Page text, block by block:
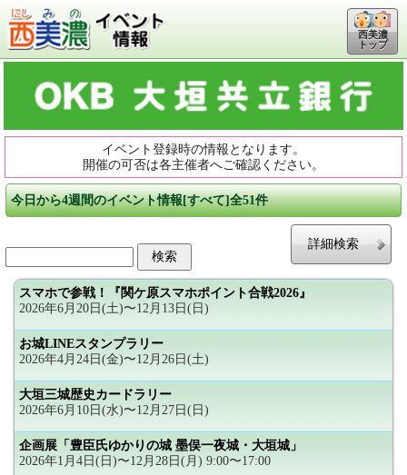
西美濃
トップ
イベント登録時の情報となります。
開催の可否は各主催者へご確認ください。
今日から4週間のイベント情報[すべて]全51件
詳細検索
スマホで参戦！『関ケ原スマホポイント合戦2026』
2026年6月20日(土)〜12月13日(日)
お城LINEスタンプラリー
2026年4月24日(金)〜12月26日(土)
大垣三城歴史カードラリー
2026年6月10日(水)〜12月27日(日)
企画展「豊臣氏ゆかりの城 墨俣一夜城・大垣城」
2026年1月4日(日)〜12月28日(月) 9:00〜17:00